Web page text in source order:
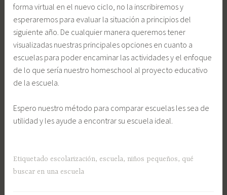
forma virtual en el nuevo ciclo, no la inscribiremos y
esperaremos para evaluar la situación a principios del
siguiente año. De cualquier manera queremos tener
visualizadas nuestras principales opciones en cuanto a
escuelas para poder encaminar las actividades y el enfoque
de lo que sería nuestro homeschool al proyecto educativo
de la escuela.
Espero nuestro método para comparar escuelas les sea de
utilidad y les ayude a encontrar su escuela ideal.
Etiquetado escolarización, escuela, niños pequeños, qué
buscar en una escuela